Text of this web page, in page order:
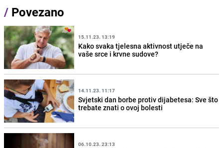
/ Povezano
15.11.23. 13:19
Kako svaka tjelesna aktivnost utječe na
vaše srce i krvne sudove?
14.11.23. 11:17
Svjetski dan borbe protiv dijabetesa: Sve što
trebate znati o ovoj bolesti
06.10.23. 23:13